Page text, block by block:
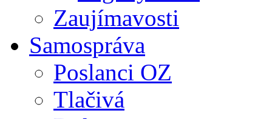
Zaujímavosti
Samospráva
Poslanci OZ
Tlačivá